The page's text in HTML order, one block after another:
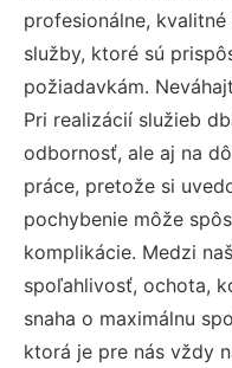
profesionálne,
služby, ktoré sú
požiadavkám.
Pri realizácií služieb
odbornosť, ale aj na
práce, pretože si
pochybenie môže
komplikácie. Medzi
spoľahlivosť, ochota,
snaha o maximálnu
ktorá je pre nás vždy